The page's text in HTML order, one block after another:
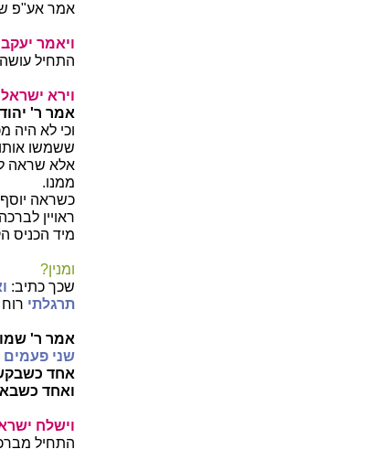
אמר אע"פ
ויאמר
התחיל
וירא
אמר ר'
וכי לא היה
ששמשו
אלא שראה
ממנו.
כשראה
ראויין
מיד הכניס
ומנין?
שכך כתיב:
תרגלתי
אמר ר'
שני
אחד
ואחד
וישלח
התחיל